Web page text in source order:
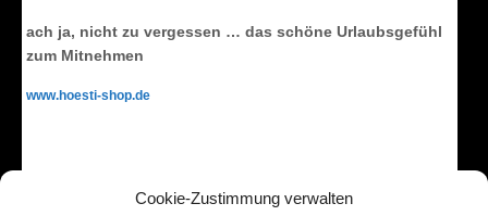
Cookie-Zustimmung verwalten
ach ja, nicht zu vergessen … das schöne Urlaubsgefühl
zum Mitnehmen
www.hoesti-shop.de